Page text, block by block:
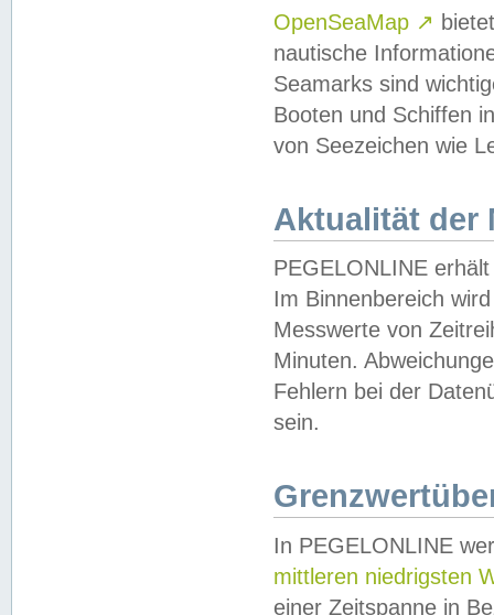
OpenSeaMap ↗
nautische
Seamarks sind
Booten und Schiffen
von Seezeichen wie
Aktualität der
PEGELONLINE
Im Binnenbereich
Messwerte von
Minuten.
Fehlern bei der
sein.
In PEGELONLINE
mittleren niedrigsten
einer Zeitspanne in